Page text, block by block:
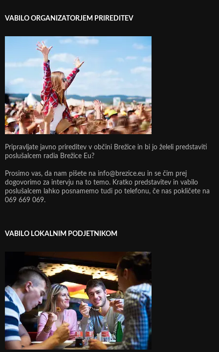
VABILO ORGANIZATORJEM PRIREDITEV
Pripravljate javno prireditev v občini Brežice in bi jo želeli predstaviti
poslušalcem radia Brežice Eu?
Prosimo vas, da nam pišete na info@brezice.eu in se čim prej
dogovorimo za intervju na to temo. Kratko predstavitev in vabilo
poslušalcem lahko posnamemo tudi po telefonu, če nas pokličete na
069 669 069.
VABILO LOKALNIM PODJETNIKOM